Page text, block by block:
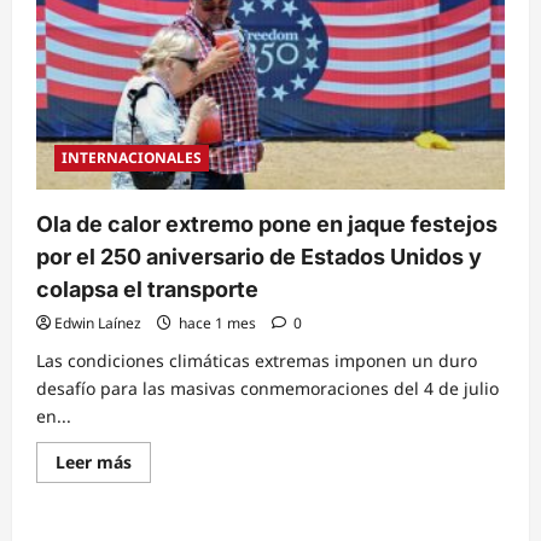
INTERNACIONALES
Ola de calor extremo pone en jaque festejos
por el 250 aniversario de Estados Unidos y
colapsa el transporte
Edwin Laínez hace 1 mes 0
Las condiciones climáticas extremas imponen un duro
desafío para las masivas conmemoraciones del 4 de julio
en...
Leer másRead
more